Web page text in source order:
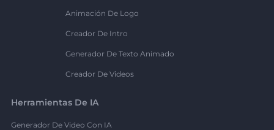
Animación De Logo
Creador De Intro
Generador De Texto Animado
Creador De Videos
Herramientas De IA
Generador De Video Con IA